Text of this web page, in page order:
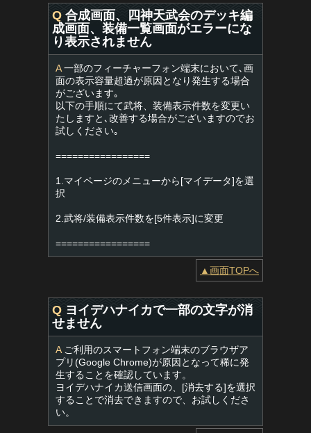
Q 合成画面、四神天武会のデッキ編
成画面、装備一覧画面がエラーにな
り表示されません
A一部のフィーチャーフォン端末において､画
面の表示容量超過が原因となり発生する場合
がございます｡
以下の手順にて武将、装備表示件数を変更い
たしますと､改善する場合がございますのでお
試しください｡
=================
1.マイページのメニューから[マイデータ]を選
択
2.武将/装備表示件数を[5件表示]に変更
=================
▲画面TOPへ
Q ヨイデハナイカで一部の文字が消
せません
Aご利用のスマートフォン端末のブラウザア
プリ(Google Chrome)が原因となって稀に発
生することを確認しています。
ヨイデハナイカ送信画面の、[消去する]を選択
することで消去できますので、お試しくださ
い。